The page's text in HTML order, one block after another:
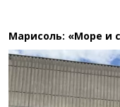
Марисоль: «Море и